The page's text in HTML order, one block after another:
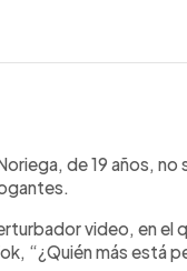
de 19 años, no
video, en el
“¿Quién más está